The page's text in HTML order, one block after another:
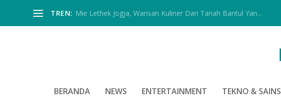
TREN: Mie Lethek Jogja, Warisan Kuliner Dari Tanah Bantul Yan...
BERANDA NEWS ENTERTAINMENT TEKNO & SAINS